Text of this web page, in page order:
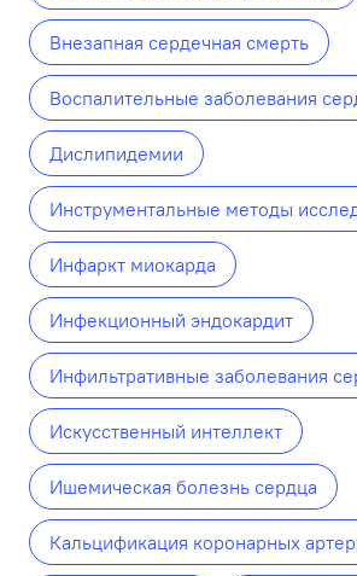
Внезапная сердечная смерть
Воспалительные заболевания
Дислипидемии
Инструментальные методы
Инфаркт миокарда
Инфекционный эндокардит
Инфильтративные заболевания
Искусственный интеллект
Ишемическая болезнь сердца
Кальцификация коронарных